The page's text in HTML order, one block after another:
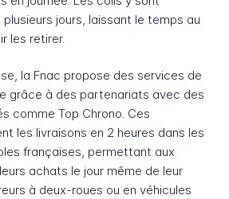
jours, laissant le temps au
les retirer.
la Fnac propose des services de
grâce à des partenariats avec des
comme Top Chrono. Ces
les livraisons en 2 heures dans les
françaises, permettant aux
achats le jour même de leur
à deux-roues ou en véhicules